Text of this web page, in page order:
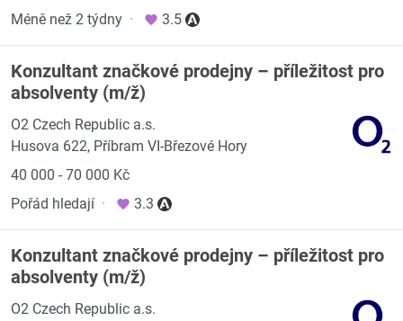
Méně než 2 týdny · 3.5
Konzultant značkové prodejny – příležitost pro
absolventy (m/ž)
O2 Czech Republic a.s.
Husova 622, Příbram VI-Březové Hory
40 000 - 70 000 Kč
Pořád hledají · 3.3
Konzultant značkové prodejny – příležitost pro
absolventy (m/ž)
O2 Czech Republic a.s.